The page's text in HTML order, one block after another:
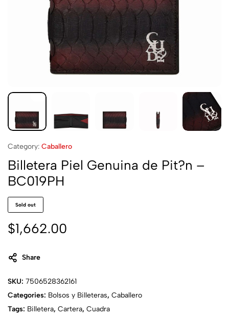
Category: Caballero
Billetera Piel Genuina de Pit?n –
BC019PH
Sold out
$1,662.00
Share
SKU: 7506528362161
Categories: Bolsos y Billeteras, Caballero
Tags: Billetera, Cartera, Cuadra